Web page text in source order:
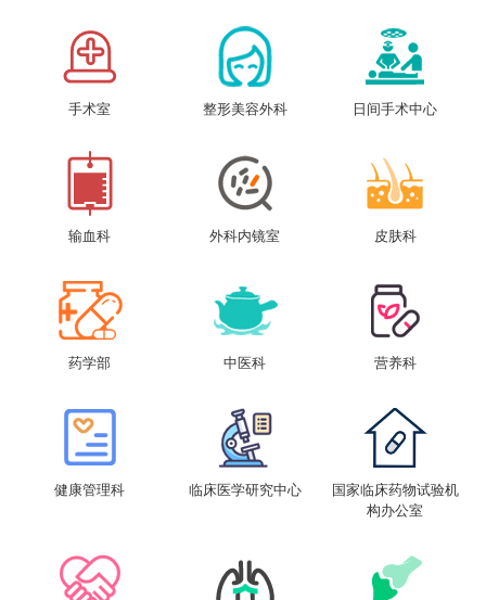
手术室 整形美容外科 日间手术中心
输血科 外科内镜室 皮肤科
药学部 中医科 营养科
健康管理科 临床医学研究中心
国家临床药物试验机
构办公室